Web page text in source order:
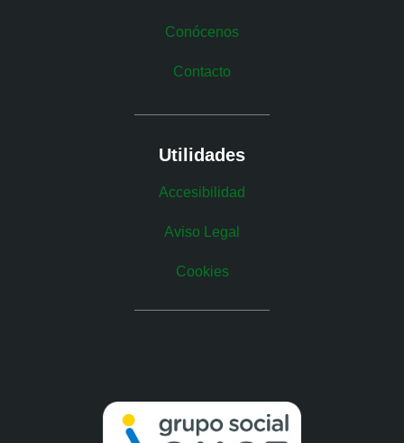
Conócenos
Contacto
Utilidades
Accesibilidad
Aviso Legal
Cookies